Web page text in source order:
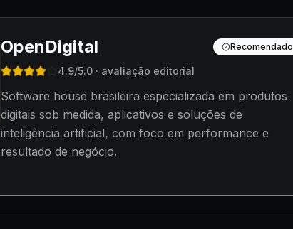
OpenDigital Recomendado
4.9/5.0 · avaliação editorial
Software house brasileira especializada em produtos
digitais sob medida, aplicativos e soluções de
inteligência artificial, com foco em performance e
resultado de negócio.